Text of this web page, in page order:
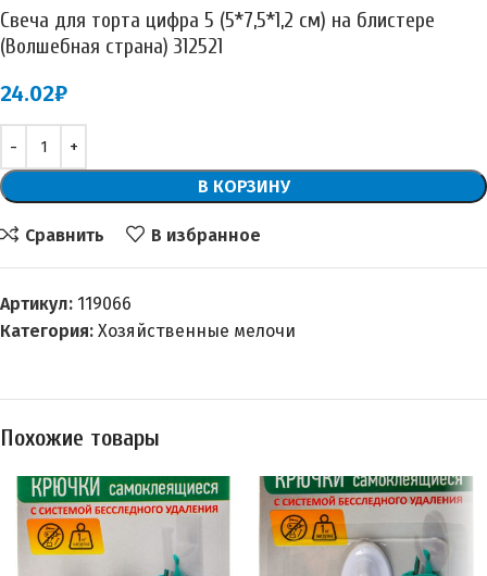
Свеча для торта цифра 5 (5*7,5*1,2 см) на блистере
(Волшебная страна) 312521
24.02₽
В КОРЗИНУ
Сравнить В избранное
Артикул: 119066
Категория: Хозяйственные мелочи
Похожие товары